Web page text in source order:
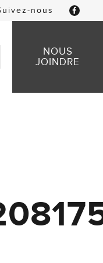
nous
NOUS
JOINDRE